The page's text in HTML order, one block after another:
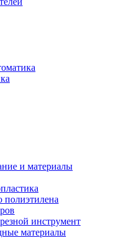
и материалы
полиэтилена
инструмент
материалы